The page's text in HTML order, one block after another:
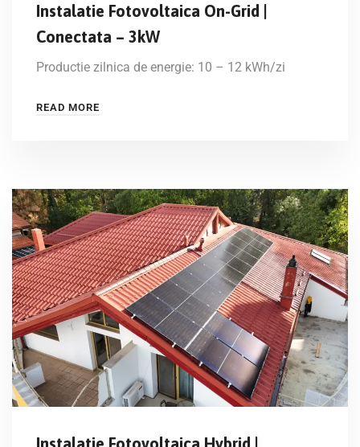
Instalatie Fotovoltaica On-Grid |
Conectata – 3kW
Productie zilnica de energie: 10 – 12 kWh/zi
READ MORE